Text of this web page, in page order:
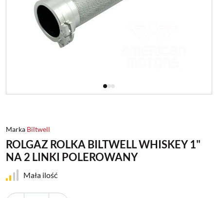
Marka Biltwell
ROLGAZ ROLKA BILTWELL WHISKEY 1"
NA 2 LINKI POLEROWANY
Mała ilość